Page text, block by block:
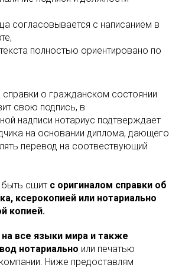
согласовывается с написанием в
полностью ориентировано по
о гражданском состоянии
свою подпись, в
надписи нотариус подтверждает
на основании диплома, дающего
перевод на соотвествующий
сшит с оригиналом справки об
ксерокопией или нотариально
копией.
все языки мира и также
нотариально или печатью
Ниже предоставлям